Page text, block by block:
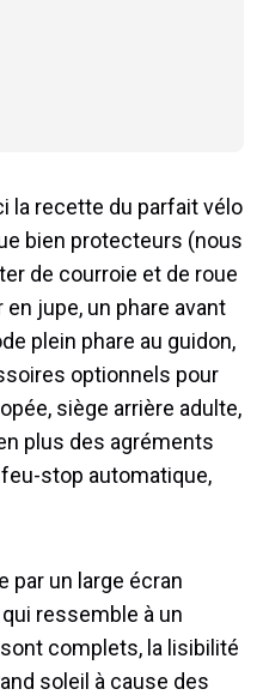
la recette du parfait vélo
bien protecteurs (nous
de courroie et de roue
jupe, un phare avant
plein phare au guidon,
optionnels pour
siège arrière adulte,
plus des agréments
stop automatique,
par un large écran
ressemble à un
complets, la lisibilité
soleil à cause des